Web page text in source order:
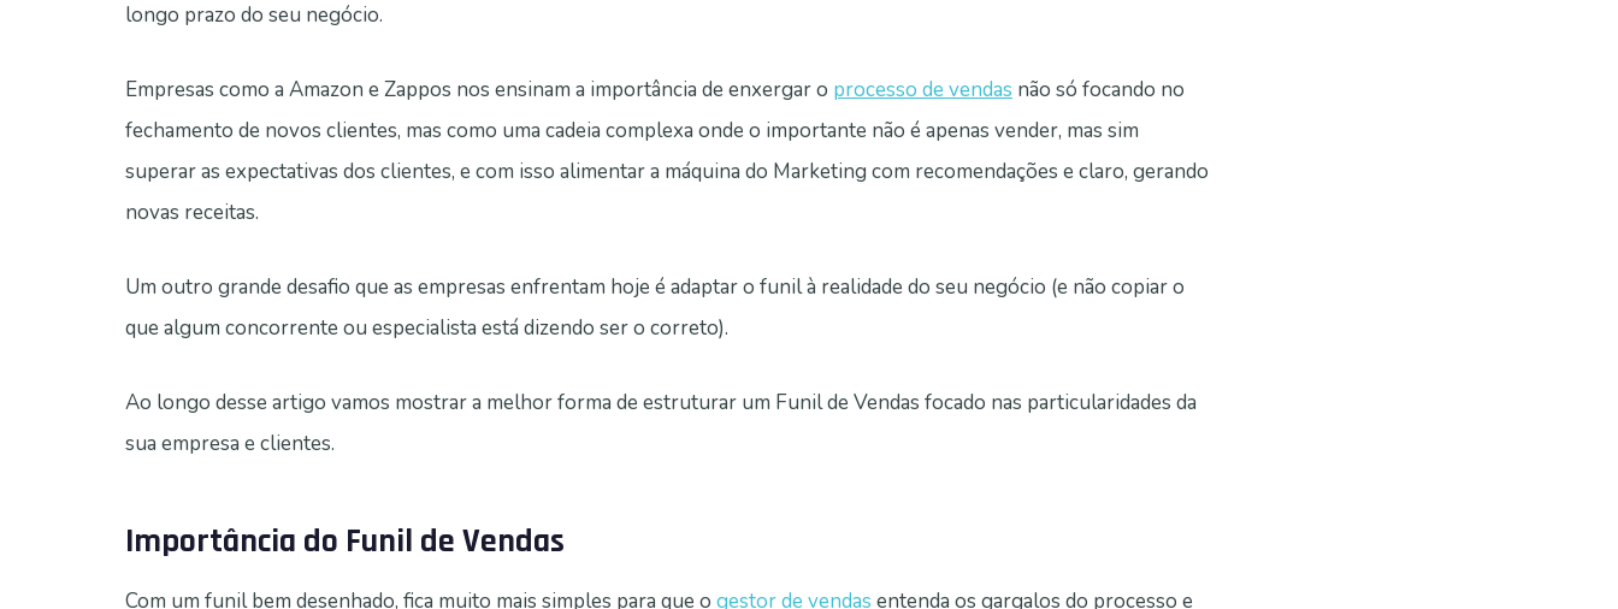
longo prazo do seu negócio.
Empresas como a Amazon e Zappos nos ensinam a importância de enxergar o processo de vendas não só focando no
fechamento de novos clientes, mas como uma cadeia complexa onde o importante não é apenas vender, mas sim
superar as expectativas dos clientes, e com isso alimentar a máquina do Marketing com recomendações e claro, gerando
novas receitas.
Um outro grande desafio que as empresas enfrentam hoje é adaptar o funil à realidade do seu negócio (e não copiar o
que algum concorrente ou especialista está dizendo ser o correto).
Ao longo desse artigo vamos mostrar a melhor forma de estruturar um Funil de Vendas focado nas particularidades da
sua empresa e clientes.
Importância do Funil de Vendas
Com um funil bem desenhado, fica muito mais simples para que o gestor de vendas entenda os gargalos do processo e